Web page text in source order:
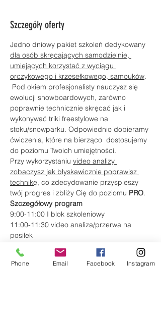
Szczegóły oferty
Jedno dniowy pakiet szkoleń dedykowany
dla osób skręcających samodzielnie,
umiejących korzystać z wyciągu
orczykowego i krzesełkowego, samouków.
Pod okiem profesjonalisty nauczysz się
ewolucji snowboardowych, zarówno
poprawnie technicznie skręcać jak i
wykonywać triki freestylowe na
stoku/snowparku. Odpowiednio dobieramy
ćwiczenia, które na bierząco  dostosujemy
do poziomu Twoich umiejętności.
Przy wykorzystaniu video analizy
zobaczysz jak błyskawicznie poprawisz
technikę, co zdecydowanie przyspieszy
twój progres i zbliży Cię do poziomu PRO.
Szczegółowy program
9:00-11:00 I blok szkoleniowy
11:00-11:30 video analiza/przerwa na
posiłek
11:30-13:00 II blok szkoleniowy
Więcej
Phone Email Facebook Instagram